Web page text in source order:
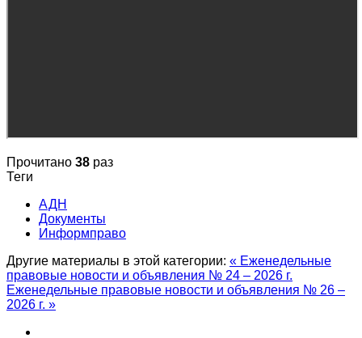
Прочитано 38 раз
Теги
АДН
Документы
Информправо
Другие материалы в этой категории: « Еженедельные
правовые новости и объявления № 24 – 2026 г.
Еженедельные правовые новости и объявления № 26 –
2026 г. »